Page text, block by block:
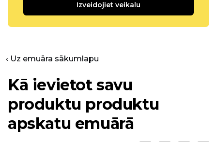
Izveidojiet veikalu
‹ Uz emuāra sākumlapu
Kā ievietot savu
produktu produktu
apskatu emuārā